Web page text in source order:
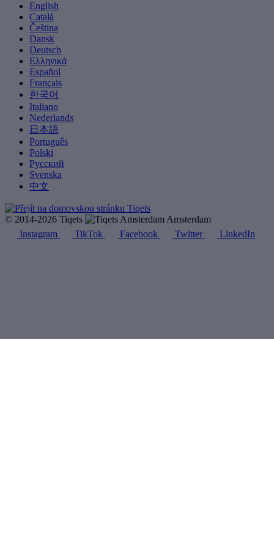
English
Català
Čeština
Dansk
Deutsch
Ελληνικά
Español
Français
한국어
Italiano
Nederlands
日本語
Português
Polski
Русский
Svenska
中文
© 2014-2026 Tiqets
Amsterdam
Instagram
TikTok Facebook Twitter LinkedIn